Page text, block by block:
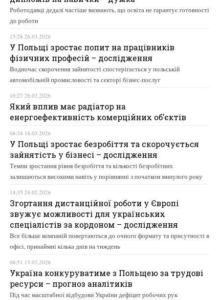
Роботодавці дедалі частіше визнають, що освіта не гарантує готовності
до роботи
15:28 26.03.2026
У Польщі зростає попит на працівників
фізичних професій – дослідження
Водночас скорочення зайнятості спостерігається у польській
автомобільній промисловості та секторі бізнес-послуг
10:27 26.03.2026
Який вплив має радіатор на
енергоефективність комерційних об’єктів
08:34 16.03.2026
У Польщі зростає безробіття та скорочується
зайнятість у бізнесі – дослідження
Темпи зростання рівня безробіття та кількості безробітних
залишаються високими навіть у порівнянні з початком минулого року
14:35 24.02.2026
Згортання дистанційної роботи у Європі
звужує можливості для українських
спеціалістів за кордоном – дослідження
Все більше компаній повертаються до очного формату та присутності в
офісі, принаймні кілька днів на тиждень
08:51 13.02.2026
Україна конкуруватиме з Польщею за трудові
ресурси – прогноз аналітиків
Під час масштабної відбудови України дефіцит робочих рук